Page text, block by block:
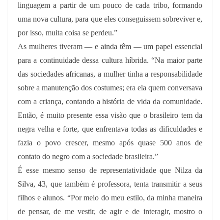
linguagem a partir de um pouco de cada tribo, formando
uma nova cultura, para que eles conseguissem sobreviver e,
por isso, muita coisa se perdeu.”
As mulheres tiveram— e ainda têm —um papel essencial
para a continuidade dessa cultura híbrida. “Na maior parte
das sociedades africanas, a mulher tinha a responsabilidade
sobre a manutenção dos costumes; era ela quem conversava
com a criança, contando a história de vida da comunidade.
Então, é muito presente essa visão que o brasileiro tem da
negra velha e forte, que enfrentava todas as dificuldades e
fazia o povo crescer, mesmo após quase 500 anos de
contato do negro com a sociedade brasileira.”
É esse mesmo senso de representatividade que Nilza da
Silva, 43, que também é professora, tenta transmitir a seus
filhos e alunos. “Por meio do meu estilo, da minha maneira
de pensar, de me vestir, de agir e de interagir, mostro o